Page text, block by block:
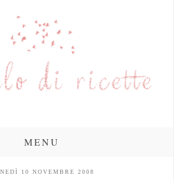
MENU
10 NOVEMBRE 2008